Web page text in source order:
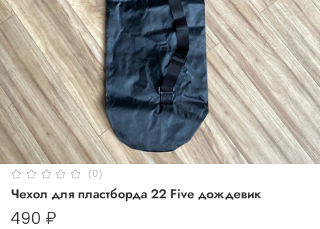
(0)
Чехол для пластборда 22 Five дождевик
490 ₽